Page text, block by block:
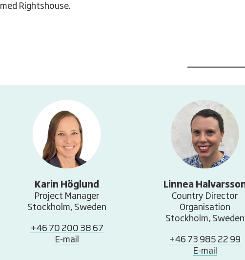
med Rightshouse.
Karin Höglund
Project Manager
Stockholm, Sweden
+46 70 200 38 67
E-mail
Linnea
Country Director
Organisation
Stockholm, Sweden
+46 73 985 22 99
E-mail